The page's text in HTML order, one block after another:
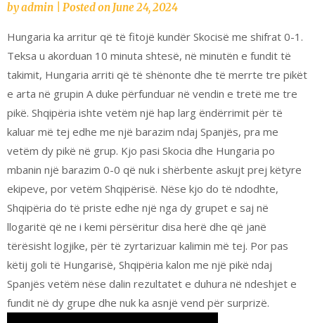
byadmin Posted onJune 24, 2024
Hungaria ka arritur që të fitojë kundër Skocisë me shifrat 0-1.
Teksa u akorduan 10 minuta shtesë, në minutën e fundit të
takimit, Hungaria arriti që të shënonte dhe të merrte tre pikët
e arta në grupin A duke përfunduar në vendin e tretë me tre
pikë. Shqipëria ishte vetëm një hap larg ëndërrimit për të
kaluar më tej edhe me një barazim ndaj Spanjës, pra me
vetëm dy pikë në grup. Kjo pasi Skocia dhe Hungaria po
mbanin një barazim 0-0 që nuk i shërbente askujt prej këtyre
ekipeve, por vetëm Shqipërisë. Nëse kjo do të ndodhte,
Shqipëria do të priste edhe një nga dy grupet e saj në
llogaritë që ne i kemi përsëritur disa herë dhe që janë
tërësisht logjike, për të zyrtarizuar kalimin më tej. Por pas
këtij goli të Hungarisë, Shqipëria kalon me një pikë ndaj
Spanjës vetëm nëse dalin rezultatet e duhura në ndeshjet e
fundit në dy grupe dhe nuk ka asnjë vend për surprizë.